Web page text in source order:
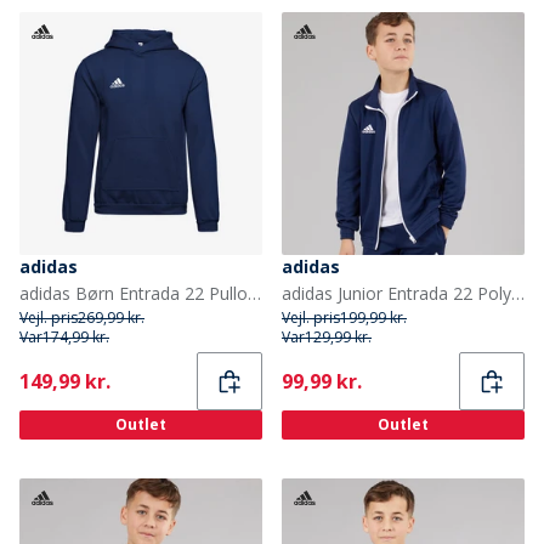
adidas
adidas Børn Entrada 22 Pullover Hoodie Team Navy Blue
Vejl. pris269,99 kr.
Var174,99 kr.
Current
149,99 kr.
Outlet
adidas
adidas Junior Entrada 22 Poly Træningsjakke Team Navy Blue
Vejl. pris199,99 kr.
Var129,99 kr.
Current
99,99 kr.
Outlet